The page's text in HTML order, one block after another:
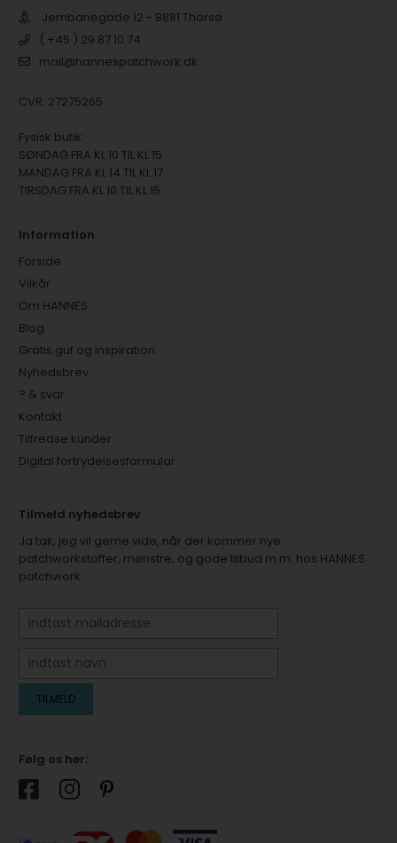
Jernbanegade 12 - 8881 Thorsø
( +45 ) 29 87 10 74
mail@hannespatchwork.dk
CVR: 27275265
Fysisk butik:
SØNDAG FRA KL 10 TIL KL 15
MANDAG FRA KL 14 TIL KL 17
TIRSDAG FRA KL 10 TIL KL 15
Information
Forside
Vilkår
Om HANNES
Blog
Gratis guf og inspiration
Nyhedsbrev
? & svar
Kontakt
Tilfredse kunder
Digital fortrydelsesformular
Tilmeld nyhedsbrev
Ja tak, jeg vil gerne vide, når der kommer nye
patchworkstoffer, mønstre, og gode tilbud m.m. hos HANNES
patchwork.
Følg os her: